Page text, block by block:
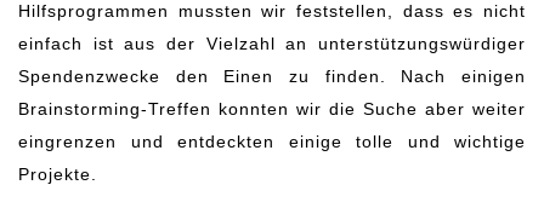
Hilfsprogrammen mussten wir feststellen, dass es nicht
einfach ist aus der Vielzahl an unterstützungswürdiger
Spendenzwecke den Einen zu finden. Nach einigen
Brainstorming-Treffen konnten wir die Suche aber weiter
eingrenzen und entdeckten einige tolle und wichtige
Projekte.